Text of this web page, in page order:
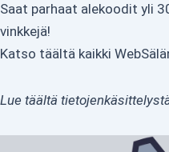
Saat parhaat alekoodit yli
vinkkejä!
Katso täältä kaikki
Lue täältä